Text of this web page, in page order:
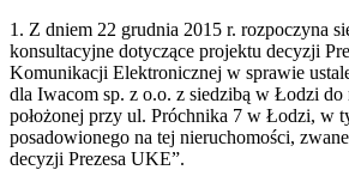
1. Z dniem 22 grudnia 2015 r. rozpoczyna
konsultacyjne dotyczące projektu decyzji
Komunikacji Elektronicznej w sprawie
dla Iwacom sp. z o.o. z siedzibą w Łodzi do
położonej przy ul. Próchnika 7 w Łodzi, w
posadowionego na tej nieruchomości,
decyzji Prezesa UKE”.